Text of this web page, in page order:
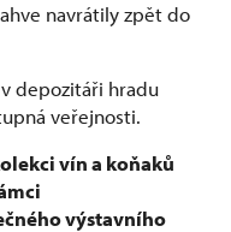
navrátily zpět do
depozitáři hradu
veřejnosti.
vín a koňaků
výstavního